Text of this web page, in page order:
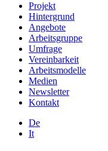
Projekt
Hintergrund
Angebote
Arbeitsgruppe
Umfrage
Vereinbarkeit
Arbeitsmodelle
Medien
Newsletter
Kontakt
De
It